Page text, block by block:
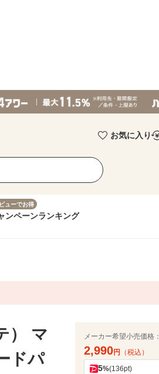
お気に入り
ューでお得
ンペーンランキング
） マ
ドパ
メーカー希望小売価格：
2,990円 （税込）
5%(136pt)